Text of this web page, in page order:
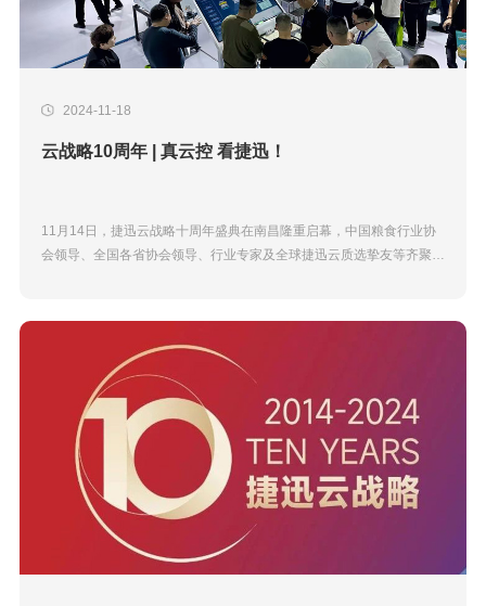
2024-11-18
云战略10周年 | 真云控 看捷迅！
11月14日，捷迅云战略十周年盛典在南昌隆重启幕，中国粮食行业协
会领导、全国各省协会领导、行业专家及全球捷迅云质选挚友等齐聚一